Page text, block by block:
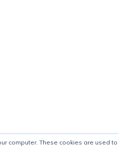
computer. These cookies are used